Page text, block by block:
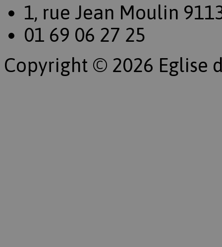
1, rue Jean Moulin
01 69 06 27 25
Copyright © 2026 Eglise